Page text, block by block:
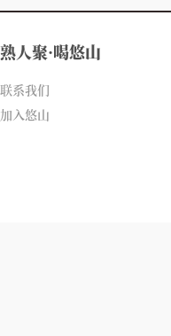
熟人聚·喝悠山
联系我们
加入悠山